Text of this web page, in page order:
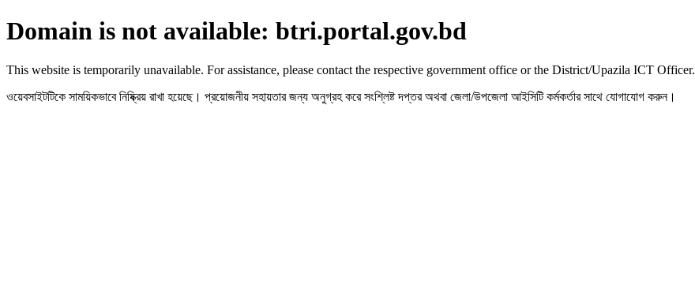
Domain is not available: btri.portal.gov.bd
This website is temporarily unavailable. For assistance, please contact the respective government office or the District/Upazila ICT Officer.
ওয়েবসাইটটিকে সাময়িকভাবে নিষ্ক্রিয় রাখা হয়েছে। প্রয়োজনীয় সহায়তার জন্য অনুগ্রহ করে সংশ্লিষ্ট দপ্তর অথবা জেলা/উপজেলা আইসিটি কর্মকর্তার সাথে যোগাযোগ করুন।